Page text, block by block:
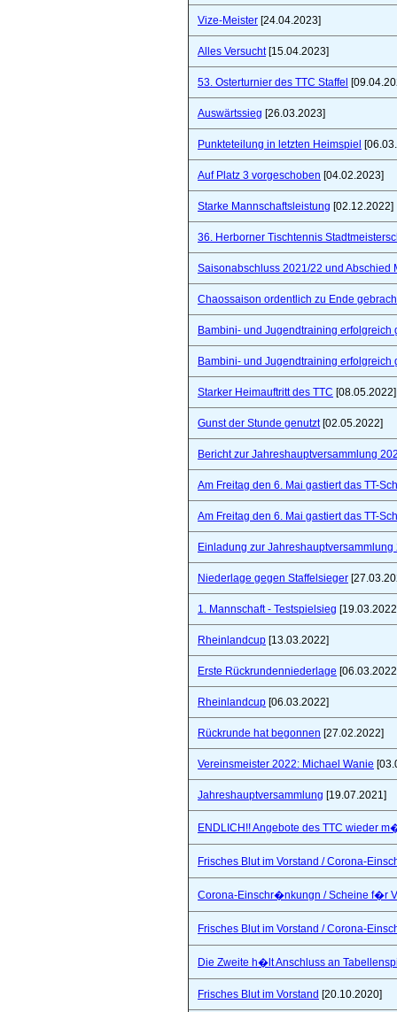
Vize-Meister [24.04.2023]
Alles Versucht[15.04.2023]
53. Osterturnier des TTC Staffel
Auswärtssieg [26.03.2023]
Punkteteilung in letzten Heimspiel
Auf Platz 3 vorgeschoben [04.02.2023]
Starke Mannschaftsleistung [02.12.2022]
36. Herborner Tischtennis
Saisonabschluss 2021/22 und Abschied
Chaossaison ordentlich zu Ende
Bambini- und Jugendtraining erfolgreich
Bambini- und Jugendtraining erfolgreich
Starker Heimauftritt des TTC [08.05.2022]
Gunst der Stunde genutzt[02.05.2022]
Bericht zur Jahreshauptversammlung
Am Freitag den 6. Mai gastiert das TT-
Am Freitag den 6. Mai gastiert das TT-
Einladung zur Jahreshauptversammlung
Niederlage gegen Staffelsieger
1. Mannschaft - Testspielsieg
Rheinlandcup [13.03.2022]
Erste Rückrundenniederlage
Rheinlandcup [06.03.2022]
Rückrunde hat begonnen [27.02.2022]
Vereinsmeister 2022: Michael Wanie
Jahreshauptversammlung [19.07.2021]
ENDLICH!! Angebote des TTC wieder
Frisches Blut im Vorstand / Corona-
Corona-Einschr�nkungn / Scheine f�r
Frisches Blut im Vorstand / Corona-
Die Zweite h�lt Anschluss an
Frisches Blut im Vorstand [20.10.2020]